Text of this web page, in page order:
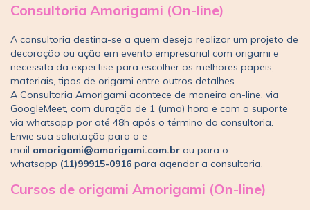
Consultoria Amorigami (On-line)
A consultoria destina-se a quem deseja realizar um projeto de
decoração ou ação em evento empresarial com origami e
necessita da expertise para escolher os melhores papeis,
materiais, tipos de origami entre outros detalhes.
A Consultoria Amorigami acontece de maneira on-line, via
GoogleMeet, com duração de 1 (uma) hora e com o suporte
via whatsapp por até 48h após o término da consultoria.
Envie sua solicitação para o e-
mail amorigami@amorigami.com.br ou para o
whatsapp (11)99915-0916 para agendar a consultoria.
Cursos de origami Amorigami (On-line)